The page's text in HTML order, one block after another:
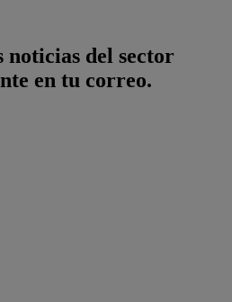
noticias del sector
en tu correo.